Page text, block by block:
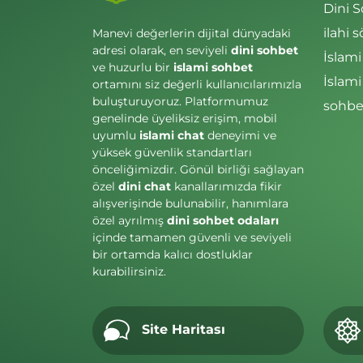
Manevi değerlerin dijital dünyadaki
adresi olarak, en seviyeli dini sohbet
ve huzurlu bir islami sohbet
ortamını siz değerli kullanıcılarımızla
buluşturuyoruz. Platformumuz
genelinde üyeliksiz erişim, mobil
uyumlu islami chat deneyimi ve
yüksek güvenlik standartları
önceliğimizdir. Gönül birliği sağlayan
özel dini chat kanallarımızda fikir
alışverişinde bulunabilir, hanımlara
özel ayrılmış dini sohbet odaları
içinde tamamen güvenli ve seviyeli
bir ortamda kalıcı dostluklar
kurabilirsiniz.
Dini
ilahi
Site Haritası